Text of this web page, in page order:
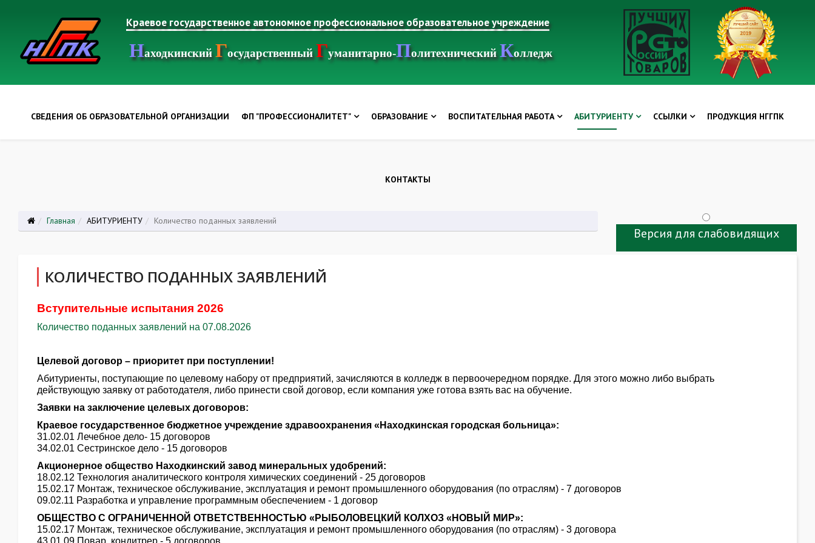
Краевое государственное автономное профессиональное образовательное учреждение
НаходкинскийГосударственныйГуманитарно-ПолитехническийКолледж
СВЕДЕНИЯ ОБ ОБРАЗОВАТЕЛЬНОЙ ОРГАНИЗАЦИИ ФП "ПРОФЕССИОНАЛИТЕТ" ОБРАЗОВАНИЕ ВОСПИТАТЕЛЬНАЯ РАБОТА АБИТУРИЕНТУ ССЫЛКИ ПРОДУКЦИЯ НГГПК
КОНТАКТЫ
Главная АБИТУРИЕНТУ Количество поданных заявлений
Версия для слабовидящих
КОЛИЧЕСТВО ПОДАННЫХ ЗАЯВЛЕНИЙ
Вступительные испытания 2026
Количество поданных заявлений на 07.08.2026
Целевой договор – приоритет при поступлении!
Абитуриенты, поступающие по целевому набору от предприятий, зачисляются в колледж в первоочередном порядке. Для этого можно либо выбрать
действующую заявку от работодателя, либо принести свой договор, если компания уже готова взять вас на обучение.
Заявки на заключение целевых договоров:
Краевое государственное бюджетное учреждение здравоохранения «Находкинская городская больница»:
31.02.01 Лечебное дело- 15 договоров
34.02.01 Сестринское дело - 15 договоров
Акционерное общество Находкинский завод минеральных удобрений:
18.02.12 Технология аналитического контроля химических соединений - 25 договоров
15.02.17 Монтаж, техническое обслуживание, эксплуатация и ремонт промышленного оборудования (по отраслям) - 7 договоров
09.02.11 Разработка и управление программным обеспечением - 1 договор
ОБЩЕСТВО С ОГРАНИЧЕННОЙ ОТВЕТСТВЕННОСТЬЮ «РЫБОЛОВЕЦКИЙ КОЛХОЗ «НОВЫЙ МИР»:
15.02.17 Монтаж, техническое обслуживание, эксплуатация и ремонт промышленного оборудования (по отраслям) - 3 договора
43.01.09 Повар, кондитрер - 5 договоров